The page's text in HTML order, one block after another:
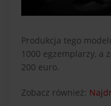
Produkcja tego
1000 egzemplarzy, a
200 euro.
Zobacz również: